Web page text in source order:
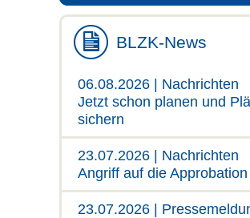
BLZK-News
06.08.2026 | Nachrichten
Jetzt schon planen und
sichern
23.07.2026 | Nachrichten
Angriff auf die Approbation
23.07.2026 |